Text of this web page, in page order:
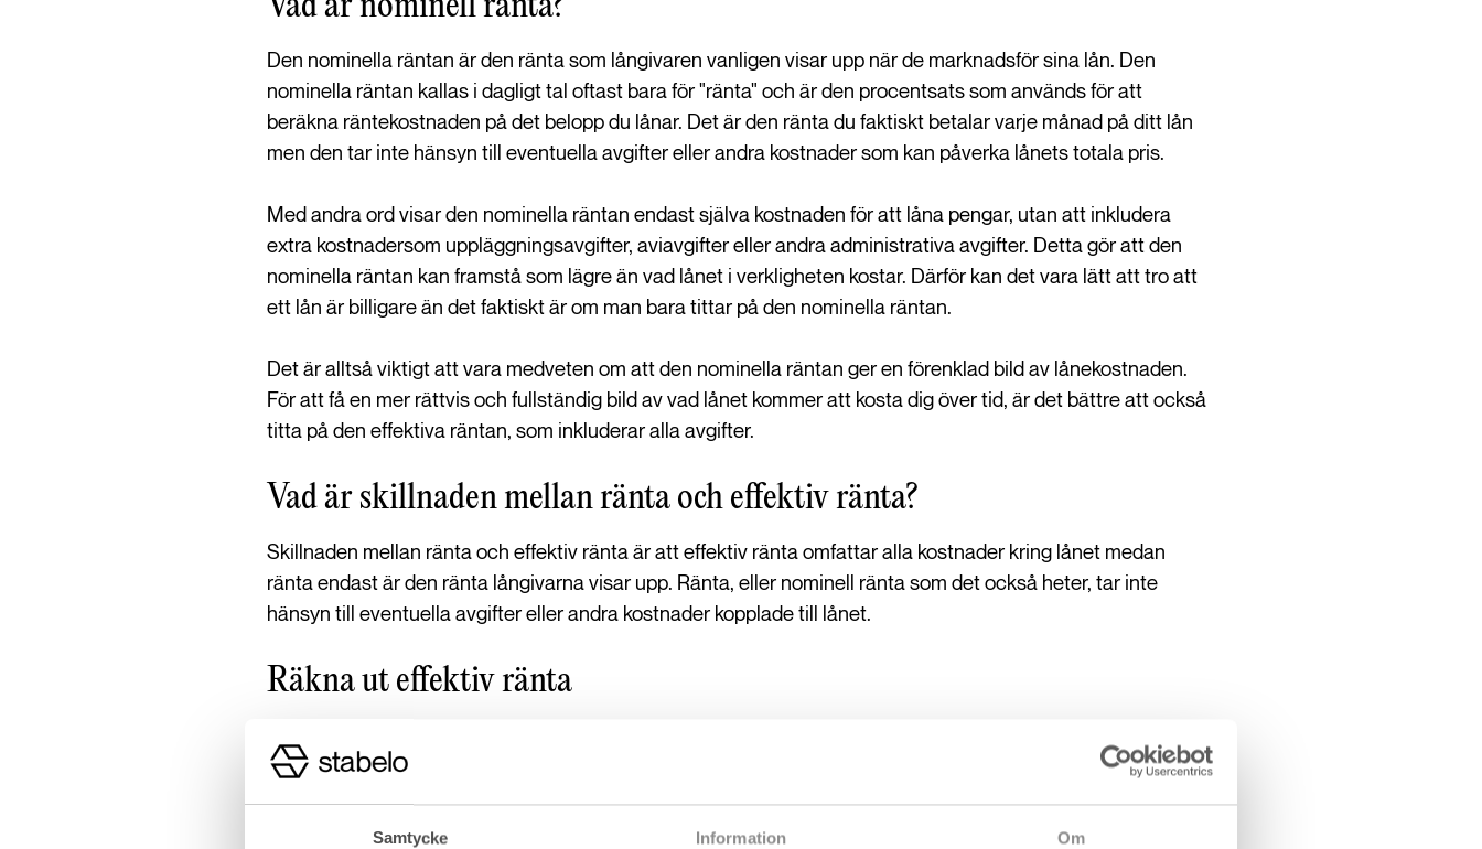
Samtycke Information Om
Den nominella räntan är den ränta som långivaren vanligen visar upp när de marknadsför sina lån. Den
nominella räntan kallas i dagligt tal oftast bara för "ränta" och är den procentsats som används för att
beräkna räntekostnaden på det belopp du lånar. Det är den ränta du faktiskt betalar varje månad på ditt lån
men den tar inte hänsyn till eventuella avgifter eller andra kostnader som kan påverka lånets totala pris.
Med andra ord visar den nominella räntan endast själva kostnaden för att låna pengar, utan att inkludera
extra kostnadersom uppläggningsavgifter, aviavgifter eller andra administrativa avgifter. Detta gör att den
nominella räntan kan framstå som lägre än vad lånet i verkligheten kostar. Därför kan det vara lätt att tro att
ett lån är billigare än det faktiskt är om man bara tittar på den nominella räntan.
Det är alltså viktigt att vara medveten om att den nominella räntan ger en förenklad bild av lånekostnaden.
För att få en mer rättvis och fullständig bild av vad lånet kommer att kosta dig över tid, är det bättre att också
titta på den effektiva räntan, som inkluderar alla avgifter.
Vad är skillnaden mellan ränta och effektiv ränta?
Skillnaden mellan ränta och effektiv ränta är att effektiv ränta omfattar alla kostnader kring lånet medan
ränta endast är den ränta långivarna visar upp. Ränta, eller nominell ränta som det också heter, tar inte
hänsyn till eventuella avgifter eller andra kostnader kopplade till lånet.
Räkna ut effektiv ränta
hänsyn till hur många betalningar som görs per år. För att illustrera hur den effektiva räntan kan påverka ditt
ska betalas av varje månad.